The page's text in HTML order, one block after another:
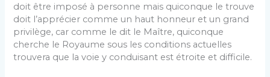
doit être imposé à personne mais qui­conque le trouve
doit l’apprécier comme un haut hon­neur et un grand
privilège, car comme le dit le Maître, quiconque
cherche le Royaume sous les conditions actuelles
trouvera que la voie y conduisant est étroite et difficile.